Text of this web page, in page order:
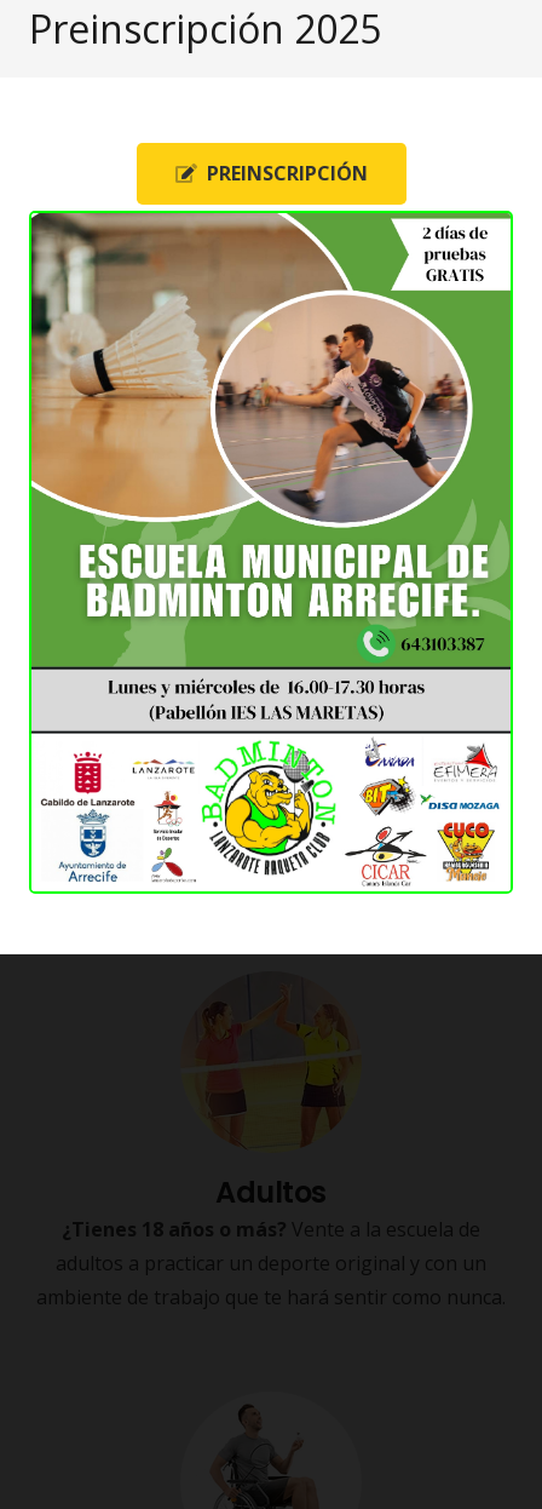
Escolares
¿Tienes entre 6 y 17 años?Descubre todas las
escuelas de Badminton en Lanzarote. Vente a probar
durante 2 días sin compromiso. Te prestamos la
raqueta.
Adultos
¿Tienes 18 años o más? Vente a la escuela de
adultos a practicar un deporte original y con un
ambiente de trabajo que te hará sentir como nunca.
Preinscripción 2025
PREINSCRIPCIÓN